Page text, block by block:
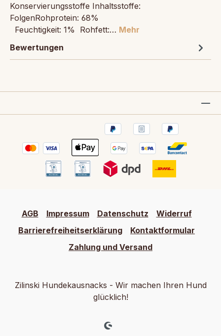
Konservierungsstoffe Inhaltsstoffe:
FolgenRohprotein: 68%
Feuchtigkeit: 1% Rohfett:… Mehr
Bewertungen
AGB Impressum Datenschutz
Widerruf
Barrierefreiheitserklärung
Kontaktformular
Zahlung und Versand
Zilinski Hundekausnacks - Wir machen Ihren Hund
glücklich!